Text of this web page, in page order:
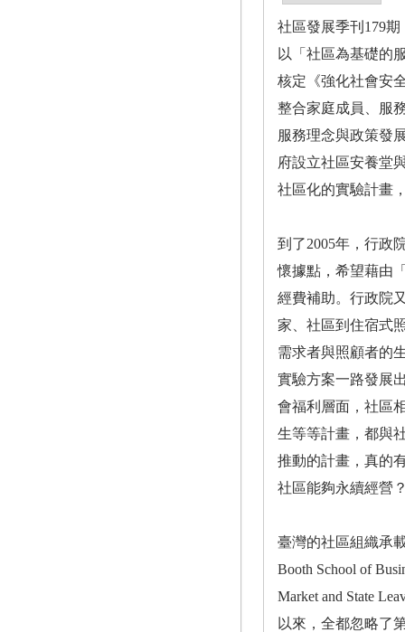
社區發展季刊179
以「社區為基礎的
核定《強化社會安
整合家庭成員、服
服務理念與政策發
府設立社區安養堂
社區化的實驗計畫
到了2005年，行政
懷據點，希望藉由
經費補助。行政院
家、社區到住宿式
需求者與照顧者的
實驗方案一路發展
會福利層面，社區
生等等計畫，都與
推動的計畫，真的
社區能夠永續經營
臺灣的社區組織承
Booth School of
Market and State
以來，全都忽略了